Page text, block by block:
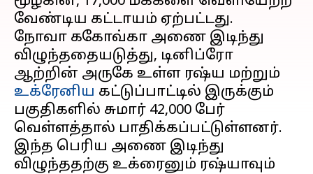
வேண்டிய கட்டாயம் ஏற்பட்டது.
நோவா ககோவ்கா அணை இடிந்து
விழுந்ததையடுத்து, டினிப்ரோ
ஆற்றின் அருகே உள்ள ரஷ்ய மற்றும்
உக்ரேனிய கட்டுப்பாட்டில் இருக்கும்
பகுதிகளில் சுமார் 42,000 பேர்
வெள்ளத்தால் பாதிக்கப்பட்டுள்ளனர்.
இந்த பெரிய அணை இடிந்து
விழுந்ததற்கு உக்ரைனும் ரஷ்யாவும்